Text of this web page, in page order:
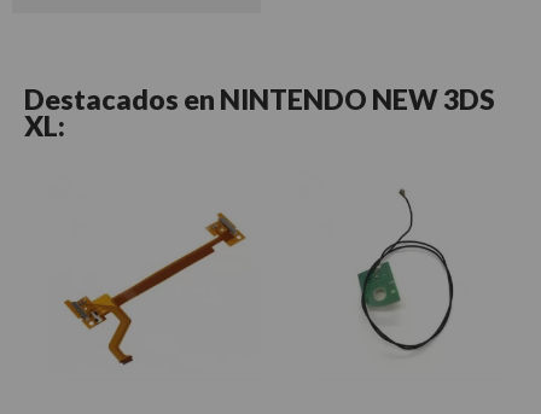
Destacados en NINTENDO NEW 3DS
XL: